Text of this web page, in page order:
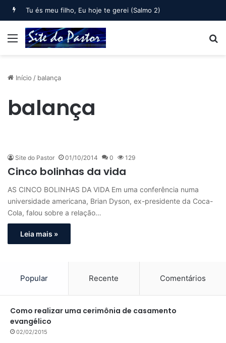
Bem-aventurado o homem que… (Salmo 1)
Menu
Início / balança
balança
Site do Pastor 01/10/2014 0 129
Cinco bolinhas da vida
AS CINCO BOLINHAS DA VIDA Em uma conferência numa
universidade americana, Brian Dyson, ex-presidente da Coca-
Cola, falou sobre a relação…
Leia mais »
Popular Recente Comentários
Como realizar uma cerimônia de casamento
evangélico
02/02/2015